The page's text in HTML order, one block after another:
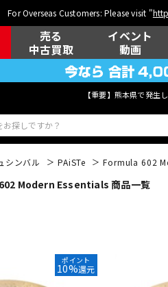
For Overseas Customers: Please visit "
売る
中古買取
イベント
動画
【重要】熊本県で発生
/エレ ベース
シンバル PAiSTe Formula 602
Modern Essentials 商品一覧
ポイント
10%還元